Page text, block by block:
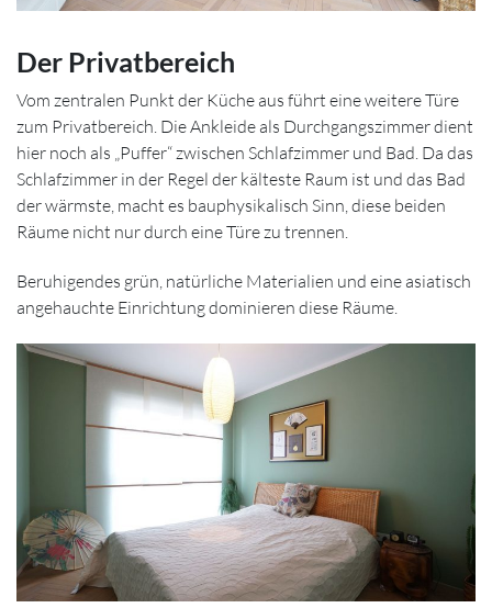
Der Privatbereich
Vom zentralen Punkt der Küche aus führt eine weitere Türe
zum Privatbereich. Die Ankleide als Durchgangszimmer dient
hier noch als „Puffer“ zwischen Schlafzimmer und Bad. Da das
Schlafzimmer in der Regel der kälteste Raum ist und das Bad
der wärmste, macht es bauphysikalisch Sinn, diese beiden
Räume nicht nur durch eine Türe zu trennen.
Beruhigendes grün, natürliche Materialien und eine asiatisch
angehauchte Einrichtung dominieren diese Räume.